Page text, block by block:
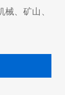
、矿山、